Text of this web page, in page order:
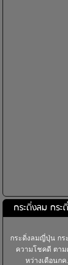
กระดิ่งลม กร
กระดิ่งลมญี่ปุ่น กร
ความโชคดี ตา
หว่างเดือนก